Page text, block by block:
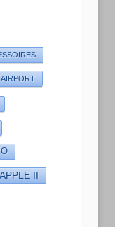
AIRPORT
APPLE II